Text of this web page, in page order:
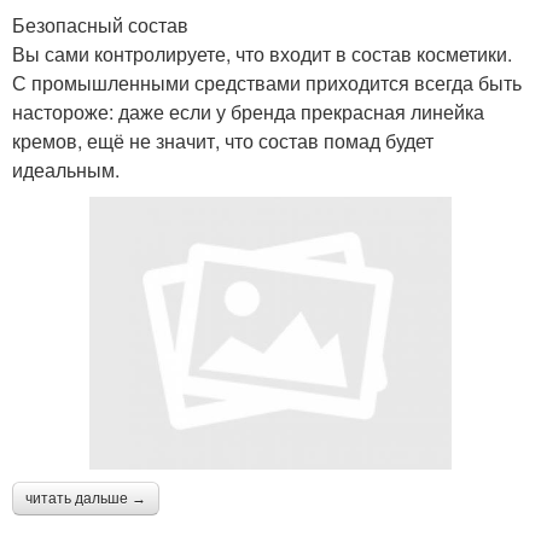
Безопасный состав
Вы сами контролируете, что входит в состав косметики.
С промышленными средствами приходится всегда быть
настороже: даже если у бренда прекрасная линейка
кремов, ещё не значит, что состав помад будет
идеальным.
читать дальше →